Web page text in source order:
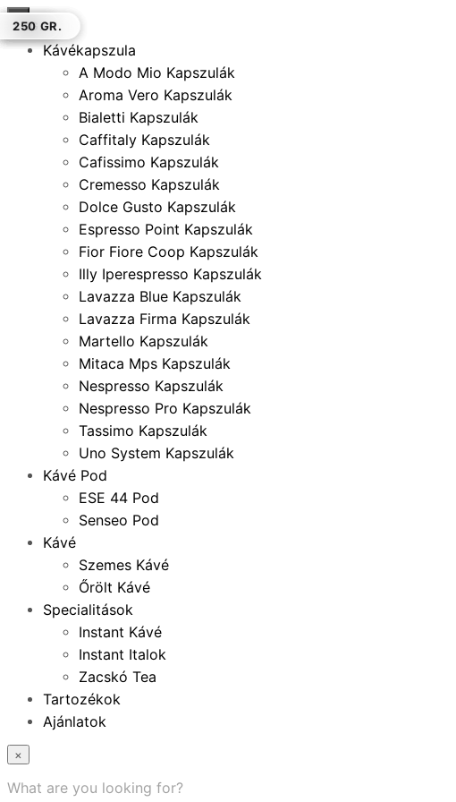
×
Kávékapszula
A Modo Mio Kapszulák
Aroma Vero Kapszulák
Bialetti Kapszulák
Caffitaly Kapszulák
Cafissimo Kapszulák
Cremesso Kapszulák
Dolce Gusto Kapszulák
Espresso Point Kapszulák
Fior Fiore Coop Kapszulák
Illy Iperespresso Kapszulák
Lavazza Blue Kapszulák
Lavazza Firma Kapszulák
Martello Kapszulák
Mitaca Mps Kapszulák
Nespresso Kapszulák
Nespresso Pro Kapszulák
Tassimo Kapszulák
Uno System Kapszulák
Kávé Pod
ESE 44 Pod
Senseo Pod
Kávé
Szemes Kávé
Őrölt Kávé
Specialitások
Instant Kávé
Instant Italok
Zacskó Tea
Tartozékok
Ajánlatok
×
What are you looking for?
500 GR.
1 KG.
250 GR.
1 KG.
500 GR.
1 KG.
250 GR.